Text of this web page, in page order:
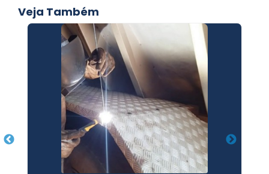
Veja Também